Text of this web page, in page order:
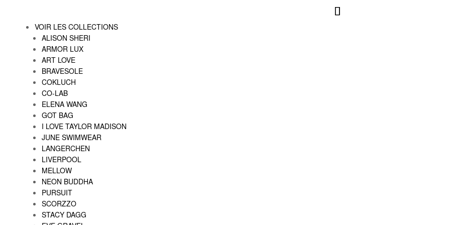
VOIR LES COLLECTIONS
ALISON SHERI
ARMOR LUX
ART LOVE
BRAVESOLE
COKLUCH
CO-LAB
ELENA WANG
GOT BAG
I LOVE TAYLOR MADISON
JUNE SWIMWEAR
LANGERCHEN
LIVERPOOL
MELLOW
NEON BUDDHA
PURSUIT
SCORZZO
STACY DAGG